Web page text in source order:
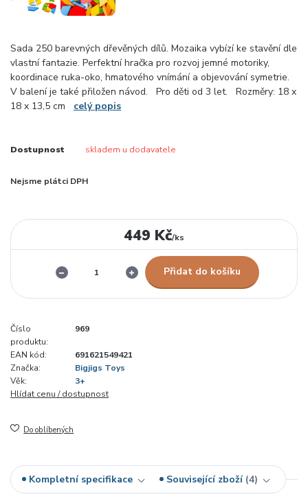
Sada 250 barevných dřevěných dílů. Mozaika vybízí ke stavění dle
vlastní fantazie. Perfektní hračka pro rozvoj jemné motoriky,
koordinace ruka-oko, hmatového vnímání a objevování symetrie.
V balení je také přiložen návod. Pro děti od 3 let. Rozměry: 18 x
18 x 13,5 cm celý popis
Dostupnost skladem u dodavatele
Nejsme plátci DPH
449 Kč/ks
Přidat do košíku
Číslo
produktu:
969
EAN kód:
691621549421
Značka:
Bigjigs Toys
Věk:
3+
Hlídat cenu / dostupnost
Do oblíbených
Kompletní specifikace Související zboží 4